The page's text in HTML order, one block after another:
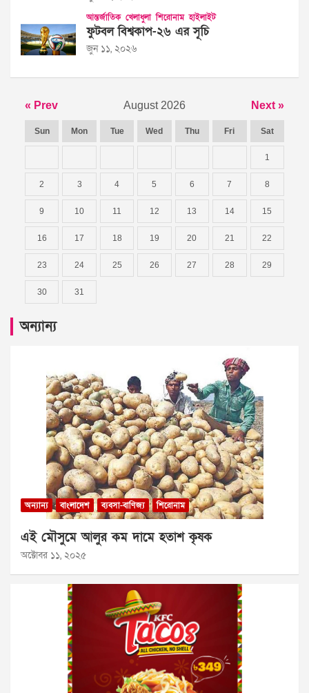
আন্তর্জাতিক খেলাধুলা শিরোনাম হাইলাইট
ফুটবল বিশ্বকাপ-২৬ এর সূচি
জুন ১১, ২০২৬
« Prev August 2026 Next »
Sun Mon Tue Wed Thu Fri Sat
1
2 3 4 5 6 7 8
9 10 11 12 13 14 15
16 17 18 19 20 21 22
23 24 25 26 27 28 29
30 31
অন্যান্য
অন্যান্য বাংলাদেশ ব্যবসা-বাণিজ্য শিরোনাম
এই মৌসুমে আলুর কম দামে হতাশ কৃষক
অক্টোবর ১১, ২০২৫